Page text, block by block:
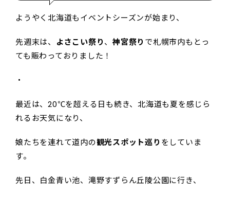
ようやく北海道もイベントシーズンが始まり、
先週末は、 よさこい祭り、 神宮祭り で札幌市内もとっ
ても賑わっておりました！
・
最近は、20℃を超える日も続き、北海道も夏を感じら
れるお天気になり、
娘たちを連れて道内の観光スポット巡り をしていま
す。
先日、白金青い池、滝野すずらん丘陵公園に行き、